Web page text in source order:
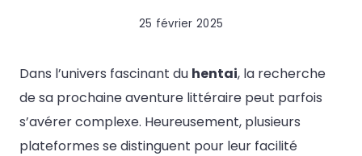
25 février 2025
Dans l’univers fascinant du hentai, la recherche
de sa prochaine aventure littéraire peut parfois
s’avérer complexe. Heureusement, plusieurs
plateformes se distinguent pour leur facilité